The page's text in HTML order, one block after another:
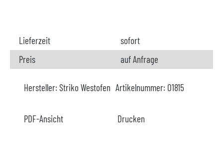
Lieferzeit
sofort
Preis
auf Anfrage
Hersteller: Striko Westofen Artikelnummer: O1815
PDF-Ansicht Drucken